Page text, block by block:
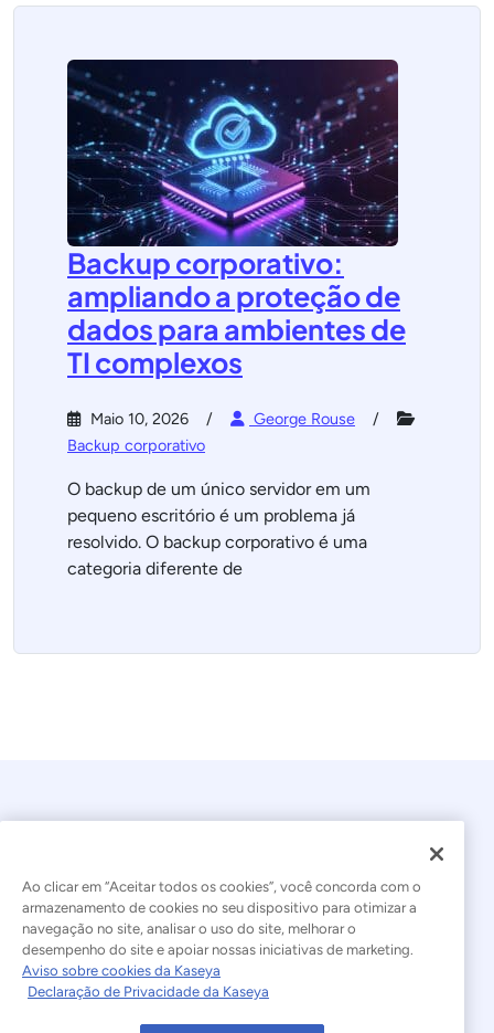
Backup corporativo:
ampliando a proteção de
dados para ambientes de
TI complexos
Maio 10, 2026
George Rouse
Backup corporativo
O backup de um único servidor em um
pequeno escritório é um problema já
resolvido. O backup corporativo é uma
categoria diferente de
© 2026 Kaseya. Todos os direitos reservados.
Português Brasileiro
Declaração sobre a Escravidão Moderna
Ao clicar em “Aceitar todos os cookies”, você concorda com o
armazenamento de cookies no seu dispositivo para otimizar a
navegação no site, analisar o uso do site, melhorar o
desempenho do site e apoiar nossas iniciativas de marketing.
Aviso sobre cookies da Kaseya
Declaração de Privacidade da Kaseya